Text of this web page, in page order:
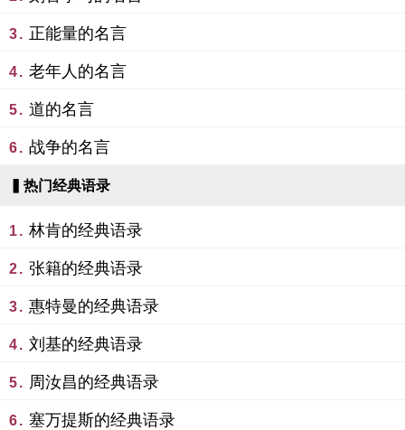
3. 正能量的名言
4. 老年人的名言
5. 道的名言
6. 战争的名言
▍热门经典语录
1. 林肯的经典语录
2. 张籍的经典语录
3. 惠特曼的经典语录
4. 刘基的经典语录
5. 周汝昌的经典语录
6. 塞万提斯的经典语录